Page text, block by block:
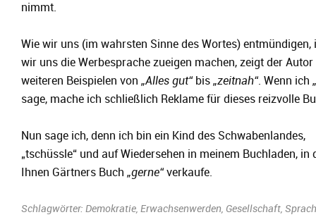
nimmt.
Wie wir uns (im wahrsten Sinne des Wortes) entmündigen,
wir uns die Werbesprache zueigen machen, zeigt der Autor
weiteren Beispielen von „Alles gut“ bis „zeitnah“. Wenn ich
sage, mache ich schließlich Reklame für dieses reizvolle
Nun sage ich, denn ich bin ein Kind des Schwabenlandes,
„tschüssle“ und auf Wiedersehen in meinem Buchladen, in
Ihnen Gärtners Buch „gerne“ verkaufe.
Schlagwörter: Demokratie, Erwachsenwerden, Gesellschaft,